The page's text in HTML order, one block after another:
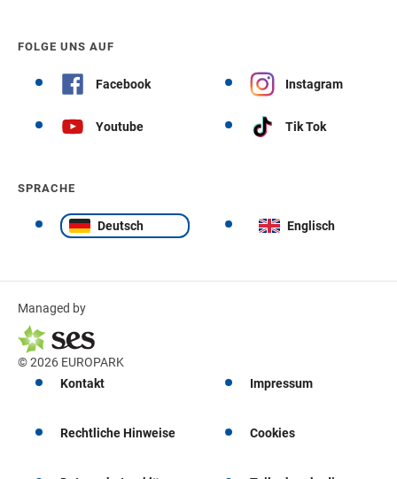
FOLGE UNS AUF
Facebook Instagram
Youtube Tik Tok
SPRACHE
Deutsch Englisch
Managed by
© 2026 EUROPARK
Kontakt
Impressum
Rechtliche Hinweise Cookies